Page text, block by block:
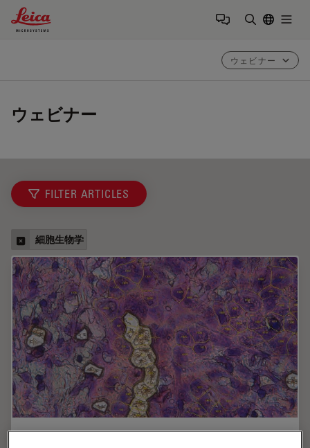
Leica Microsystems Logo
ウェビナー
ウェビナー
FILTER ARTICLES
細胞生物学